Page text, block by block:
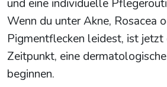
und eine individuelle
Wenn du unter Akne, Rosacea
Pigmentflecken leidest, ist jetzt
Zeitpunkt, eine
beginnen.